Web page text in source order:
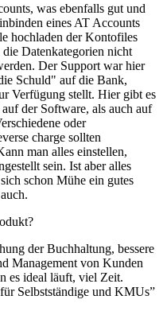
was ebenfalls gut und
eines AT Accounts
hochladen der Kontofiles
die Datenkategorien nicht
Der Support war hier
Schuld" auf die Bank,
Verfügung stellt. Hier gibt es
auf der Software, als auch auf
oder
charge sollten
man alles einstellen,
sein. Ist aber alles
schon Mühe ein gutes
der Buchhaltung, bessere
Management von Kunden
es ideal läuft, viel Zeit.
Selbstständige und KMUs”